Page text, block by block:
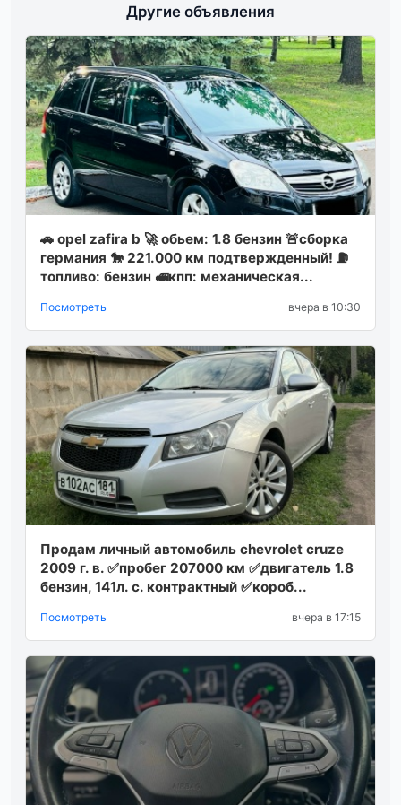
Другие объявления
🚗 opel zafira b 🚀 обьем: 1.8 бензин 🚨сборка
германия 🐎 221.000 км подтвержденный! ⛽️
топливо: бензин 🚅кпп: механическая...
Посмотреть вчера в 10:30
Продам личный автомобиль chevrolet cruze
2009 г. в. ✅пробег 207000 км ✅двигатель 1.8
бензин, 141л. с. контрактный ✅короб...
Посмотреть вчера в 17:15